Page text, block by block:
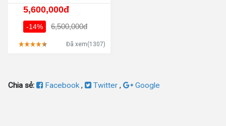
5,600,000đ
-14% 6,500,000đ
Đã xem(1307)
Chia sẻ: Facebook, Twitter , Google